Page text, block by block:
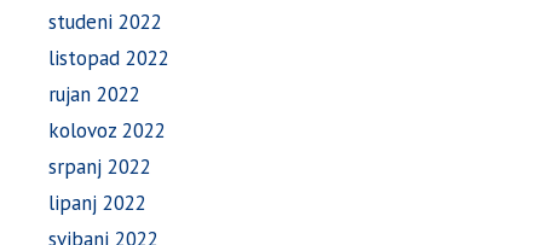
studeni 2022
listopad 2022
rujan 2022
kolovoz 2022
srpanj 2022
lipanj 2022
svibanj 2022